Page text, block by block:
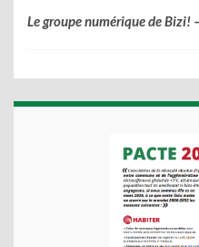
Le groupe numérique de Bizi!